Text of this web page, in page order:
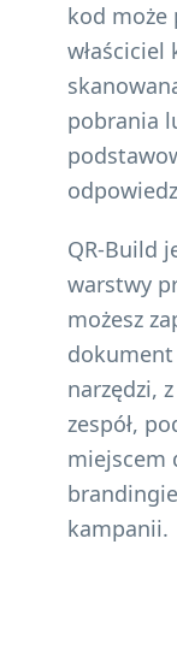
kod może
właściciel
pobrania
QR-Build
warstwy
możesz
dokument
narzędzi,
zespół,
miejscem
kampanii.